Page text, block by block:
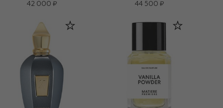
42 000 ₽
44 500 ₽